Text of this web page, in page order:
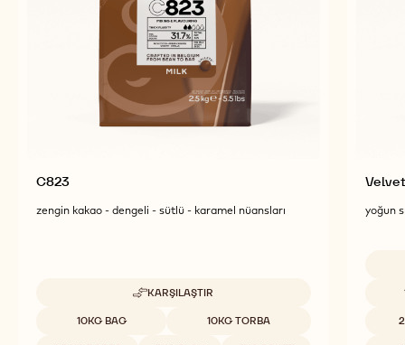
C823
zengin kakao - dengeli - sütlü - karamel nüansları
KARŞILAŞTIR
-
Uygun boyutlar
10KG BAG 10KG TORBA
Velvet
yoğun